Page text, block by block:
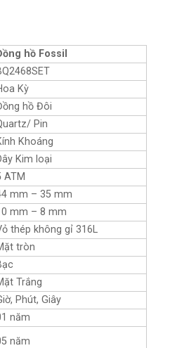
hồ Fossil
Kỳ
hồ Đôi
Pin
Khoáng
Kim loại
ATM
mm – 35 mm
mm – 8 mm
thép không gỉ 316L
tròn
Trắng
Phút, Giây
năm
năm